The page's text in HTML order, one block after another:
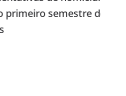
semestre de